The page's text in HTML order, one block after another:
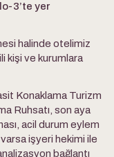
3’te yer
halinde otelimiz
kişi ve kurumlara
Konaklama Turizm
Ruhsatı, son aya
acil durum eylem
işyeri hekimi ile
bağlantı